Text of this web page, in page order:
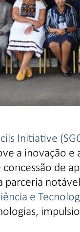
Initiative
a inovação e
concessão de
parceria
e